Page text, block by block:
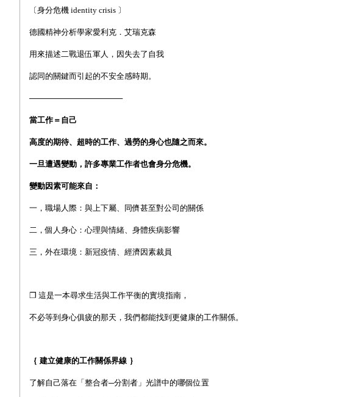
〔身分危機 identity crisis 〕
德國精神分析學家愛利克．艾瑞克森
用來描述二戰退伍軍人，因失去了自我
認同的關鍵而引起的不安全感時期。
─────────────────
當工作＝自己
高度的期待、超時的工作、過勞的身心也隨之而來。
一旦遭遇變動，許多專業工作者也會身分危機。
變動因素可能來自：
一，職場人際：與上下屬、同儕甚至對公司的關係
二，個人身心：心理與情緒、身體疾病影響
三，外在環境：新冠疫情、經濟因素裁員
❐ 這是一本尋求生活與工作平衡的實境指南，
不必等到身心俱疲的那天，我們都能找到更健康的工作關係。
｛ 建立健康的工作關係界線 ｝
了解自己落在「整合者─分割者」光譜中的哪個位置